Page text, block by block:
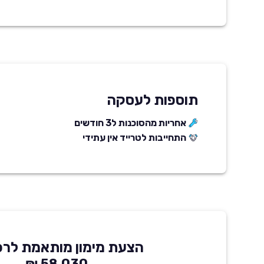
תוספות לעסקה
אחריות מהסוכנות ל3 חודשים
התחייבות לטרייד אין עתידי
הצעת מימון מותאמת